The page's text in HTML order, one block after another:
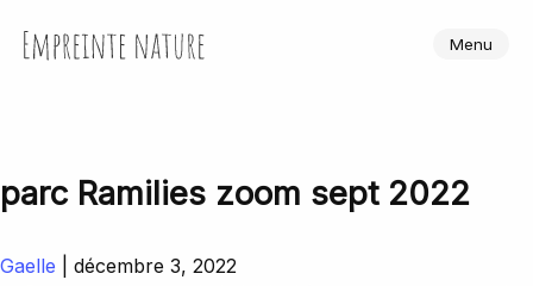
Empreinte Nature Menu
parc Ramilies zoom sept 2022
Gaelle
décembre 3, 2022